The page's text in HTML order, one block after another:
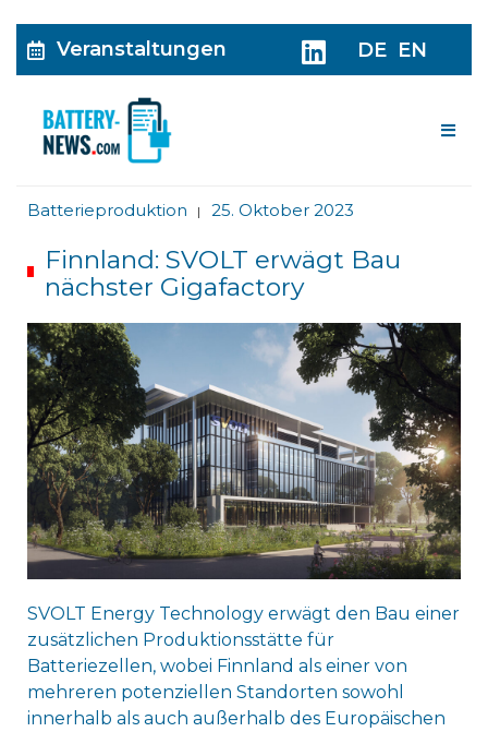
Veranstaltungen DE EN
Batterieproduktion | 25. Oktober 2023
Finnland: SVOLT erwägt Bau
nächster Gigafactory
SVOLT Energy Technology erwägt den Bau einer
zusätzlichen Produktionsstätte für
Batteriezellen, wobei Finnland als einer von
mehreren potenziellen Standorten sowohl
innerhalb als auch außerhalb des Europäischen